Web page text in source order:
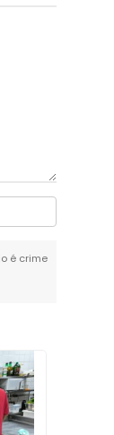
é crime